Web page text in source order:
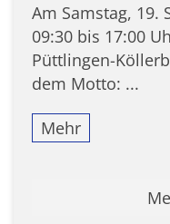
Am Samstag, 19.
09:30 bis 17:00
Püttlingen-
dem Motto: ...
Mehr